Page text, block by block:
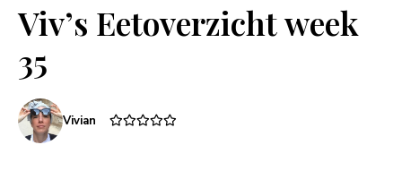
Viv’s Eetoverzicht week
35
Vivian